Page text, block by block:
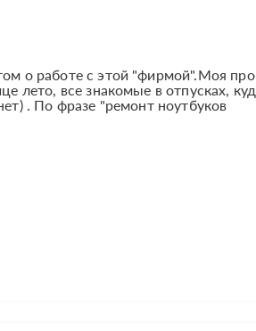
о работе с этой "фирмой".Моя
лето, все знакомые в отпусках,
. По фразе "ремонт ноутбуков